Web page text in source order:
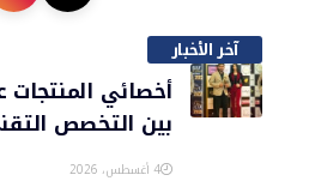
آخر الأخبار
أخصائي المنتجات
بين التخصص
4 أغسطس، 2026